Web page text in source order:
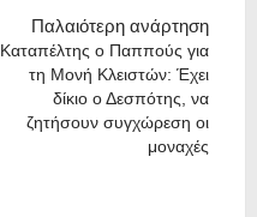
Παλαιότερη ανάρτηση
Καταπέλτης ο Παππούς για
τη Μονή Κλειστών: Έχει
δίκιο ο Δεσπότης, να
ζητήσουν συγχώρεση οι
μοναχές